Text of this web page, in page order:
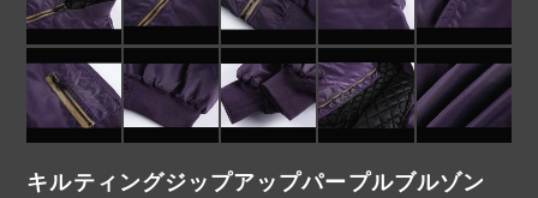
キルティングジップアップパープルブルゾン